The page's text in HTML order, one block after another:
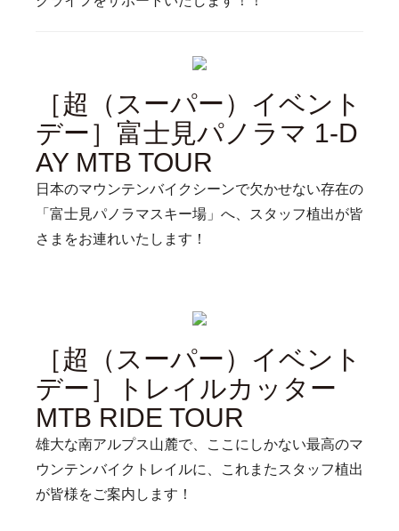
［超（スーパー）イベント
デー］富士見パノラマ 1-D
AY MTB TOUR
日本のマウンテンバイクシーンで欠かせない存在の
「富士見パノラマスキー場」へ、スタッフ植出が皆
さまをお連れいたします！
［超（スーパー）イベント
デー］トレイルカッター
MTB RIDE TOUR
雄大な南アルプス山麓で、ここにしかない最高のマ
ウンテンバイクトレイルに、これまたスタッフ植出
が皆様をご案内します！